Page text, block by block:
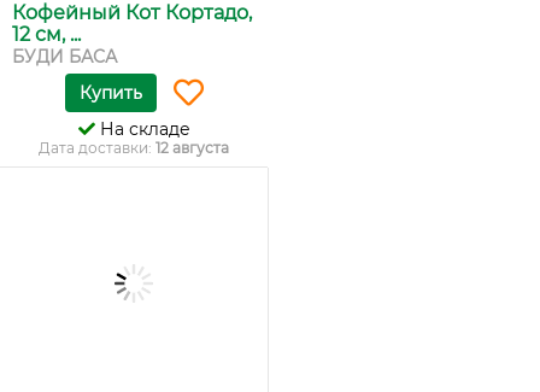
Кофейный Кот Кортадо,
12 см, ...
БУДИ БАСА
Купить
На складе
Дата доставки: 12 августа